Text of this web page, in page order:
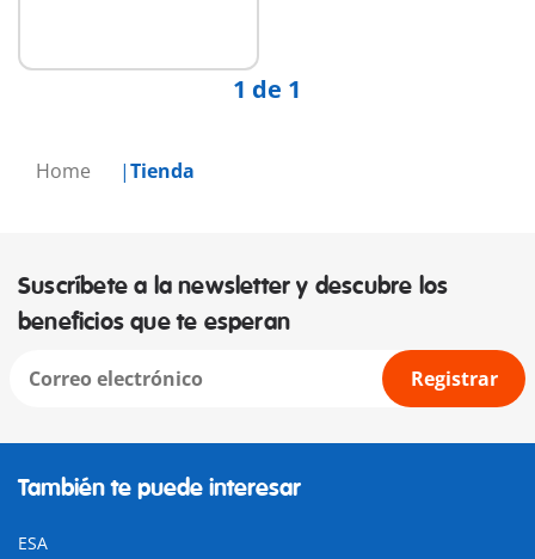
Home Tienda
1 de 1
Suscríbete a la newsletter y descubre los
beneficios que te esperan
Registrar
También te puede interesar
ESA